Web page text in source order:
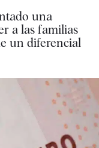
una
a las familias
un diferencial